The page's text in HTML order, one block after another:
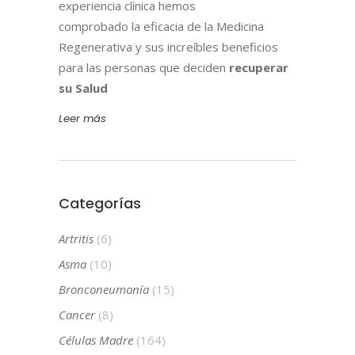
experiencia clínica hemos
comprobado la eficacia de la Medicina
Regenerativa y sus increíbles beneficios
para las personas que deciden recuperar
su Salud
Leer más
Categorías
Artritis (6)
Asma (10)
Bronconeumonía (15)
Cancer(8)
Células Madre (164)